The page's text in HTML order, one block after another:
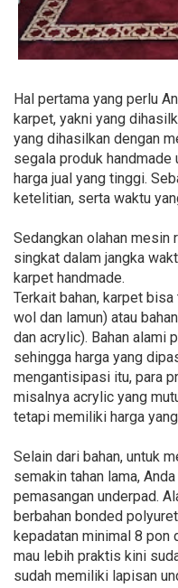
Hal pertama yang perlu
karpet, yakni yang
yang dihasilkan dengan
segala produk handmade
harga jual yang tinggi.
ketelitian, serta waktu
Sedangkan olahan mesin
singkat dalam jangka
karpet handmade.
Terkait bahan, karpet
wol dan lamun) atau
dan acrylic). Bahan alami
sehingga harga yang
mengantisipasi itu, para
misalnya acrylic yang
tetapi memiliki harga
Selain dari bahan, untuk
semakin tahan lama,
pemasangan underpad.
berbahan bonded
kepadatan minimal 8 pon
mau lebih praktis kini
sudah memiliki lapisan